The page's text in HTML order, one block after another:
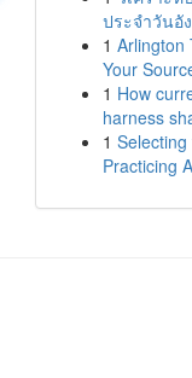
ประจำวันอั
1 Arlington
Your
1 How
harness
1
Practicing